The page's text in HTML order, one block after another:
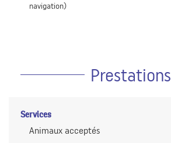
navigation)
Prestations
Services
Animaux acceptés